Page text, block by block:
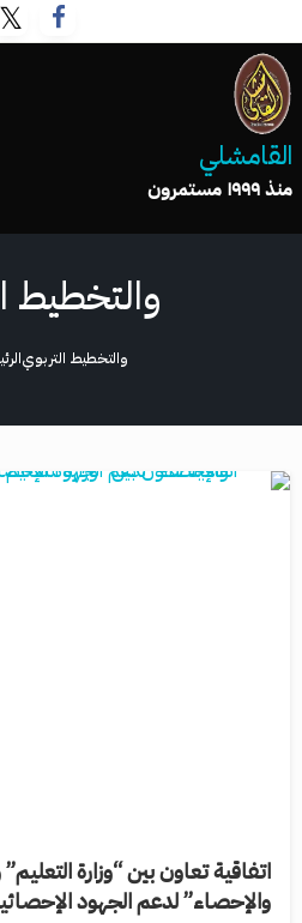
القامشلي
منذ ١٩٩٩ مستمرون
والتخطيط
والتخطيط التربوي
اتفاقية تعاون بين “وزارة
والإحصاء” لدعم الجهود